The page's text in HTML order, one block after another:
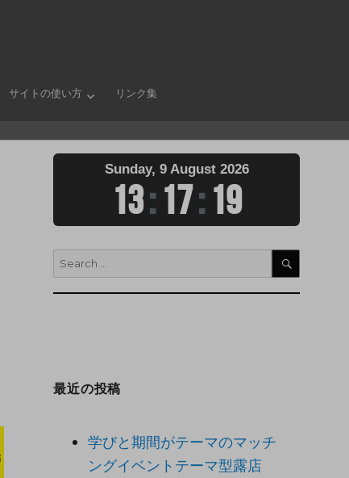
サイトの使い方 リンク集
Sunday, 9 August 2026
13:17:21
最近の投稿
学びと期間がテーマのマッチ
ングイベントテーマ型露店